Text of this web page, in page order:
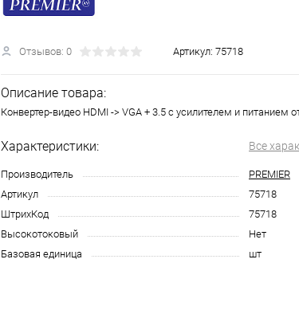
Отзывов: 0 Артикул: 75718
Описание товара:
Конвертер-видео HDMI -> VGA + 3.5 с усилителем и питанием
Характеристики: Все
Производитель
PREMIER
Артикул
75718
ШтрихКод
75718
Высокотоковый
Нет
Базовая единица
шт